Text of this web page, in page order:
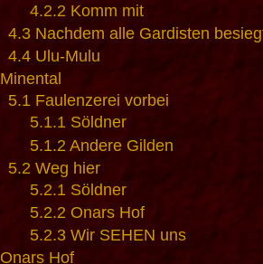
4.2.2 Komm mit
4.3 Nachdem alle Gardisten
4.4 Ulu-Mulu
Minental
5.1 Faulenzerei vorbei
5.1.1 Söldner
5.1.2 Andere Gilden
5.2 Weg hier
5.2.1 Söldner
5.2.2 Onars Hof
5.2.3 Wir SEHEN uns
Onars Hof